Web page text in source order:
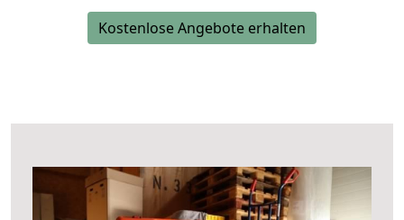
Kostenlose Angebote erhalten